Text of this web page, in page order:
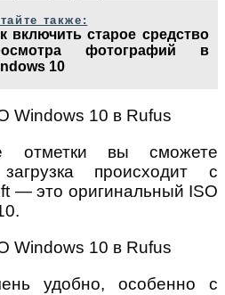
также:
включить старое средство
фотографий в
10
отметки вы сможете
происходит с
— это оригинальный ISO
удобно, особенно с